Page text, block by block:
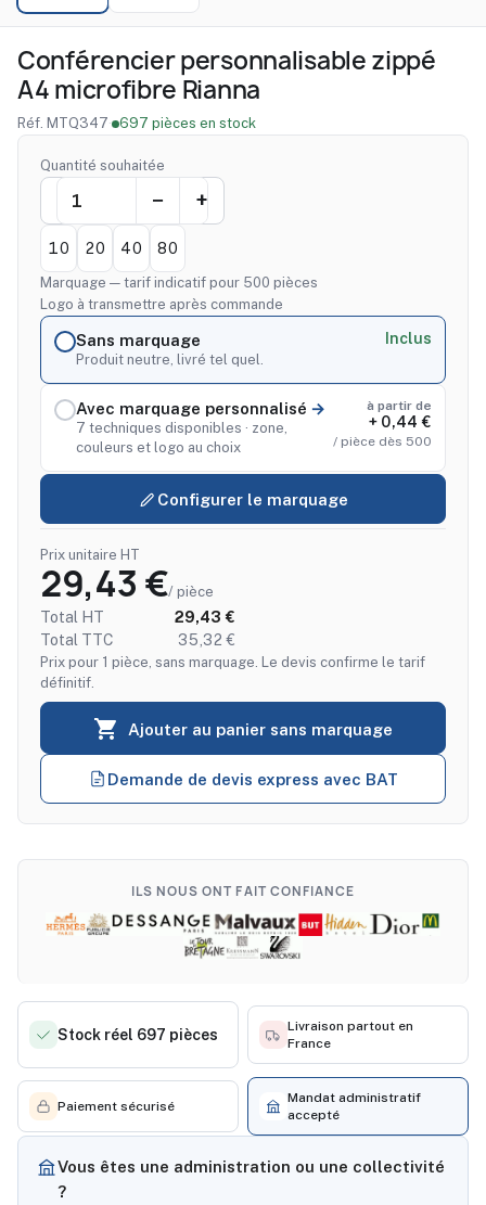
Conférencier personnalisable zippé
A4 microfibre Rianna
Réf. MTQ347· 697 pièces en stock
Quantité souhaitée
10 20 40 80
Marquage — tarif indicatif pour 500 pièces
Logo à transmettre après commande
Sans marquage
Produit neutre, livré tel quel.
Inclus
Avec marquage personnalisé
7 techniques disponibles · zone,
couleurs et logo au choix
à partir de
+ 0,44 €
/ pièce dès 500
Configurer le marquage
 Ajouter au panier sans marquage
Prix unitaire HT
29,43 €/ pièce
Total HT
29,43 €
Total TTC
35,32 €
Prix pour 1 pièce, sans marquage. Le devis confirme le tarif
définitif.
Demande de devis express avec BAT
ILS NOUS ONT FAIT CONFIANCE
Stock réel 697 pièces
Livraison partout en
France
Paiement sécurisé
Mandat administratif
accepté
Vous êtes une administration ou une collectivité
?